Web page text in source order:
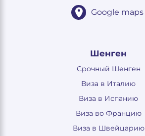
Google maps
Шенген
Срочный Шенген
Виза в Италию
Виза в Испанию
Виза во Францию
Виза в Швейцарию